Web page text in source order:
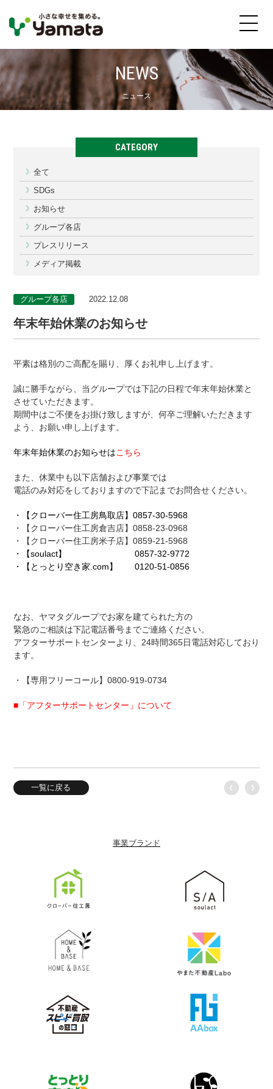
NEWS
ニュース
グループ各店 2022.12.08
年末年始休業のお知らせ
平素は格別のご高配を賜り、厚くお礼申し上げます。
誠に勝手ながら、当グループでは下記の日程で年末年始休業と
させていただきます。
期間中はご不便をお掛け致しますが、何卒ご理解いただきます
よう、お願い申し上げます。
年末年始休業のお知らせはこちら
また、休業中も以下店舗および事業では
電話のみ対応をしておりますので下記までお問合せください。
・ 【クローバー住工房鳥取店】 0857-30-5968
・【クローバー住工房倉吉店】0858-23-0968
・【クローバー住工房米子店】0859-21-5968
・
【soulact】
0857-32-9772
・
【とっとり空き家.com】 0120-51-0856
なお、ヤマタグループでお家を建てられた方の
緊急のご相談は下記電話番号までご連絡ください。
アフターサポートセンターより、24時間365日電話対応しており
ます。
・【専用フリーコール】0800-919-0734
■「アフターサポートセンター」について
一覧に戻る
CATEGORY
全て
SDGs
お知らせ
グループ各店
プレスリリース
メディア掲載
事業ブランド